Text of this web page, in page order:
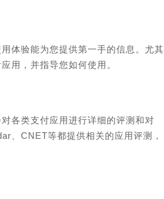
体验能为您提供第一手的信息。尤其
用，并指导您如何使用。
各类支付应用进行详细的评测和对
、CNET等都提供相关的应用评测，